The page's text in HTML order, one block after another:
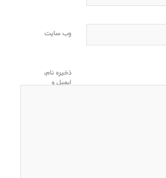
وب‌ سایت
ذخیره نام،
ایمیل و